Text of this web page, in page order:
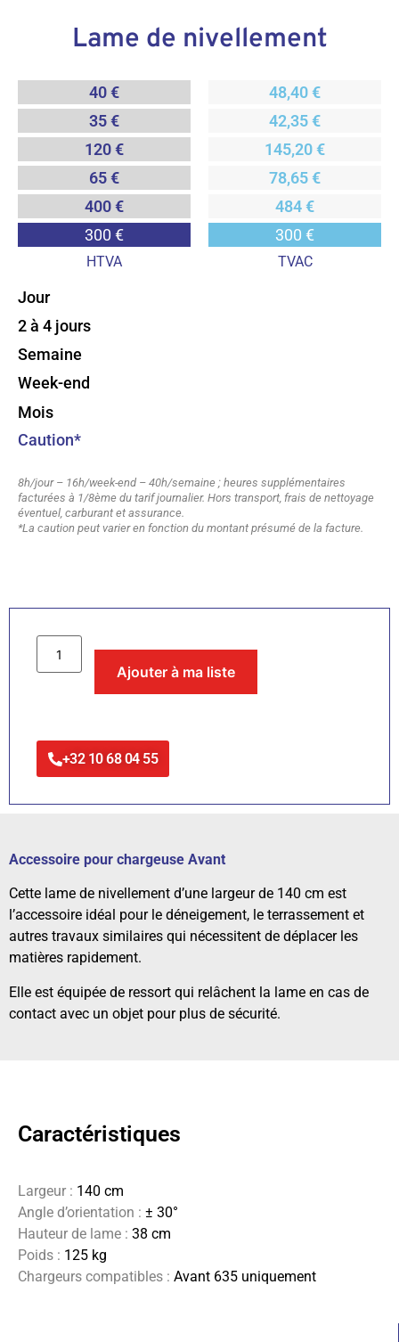
Lame de nivellement
40 €
35 €
120 €
65 €
400 €
300 €
HTVA
48,40 €
42,35 €
145,20 €
78,65 €
484 €
300 €
TVAC
Jour
2 à 4 jours
Semaine
Week-end
Mois
Caution*
8h/jour – 16h/week-end – 40h/semaine ; heures supplémentaires
facturées à 1/8ème du tarif journalier. Hors transport, frais de nettoyage
éventuel, carburant et assurance.
*La caution peut varier en fonction du montant présumé de la facture.
Ajouter à ma liste
+32 10 68 04 55
Accessoire pour chargeuse Avant
Cette lame de nivellement d’une largeur de 140 cm est
l’accessoire idéal pour le déneigement, le terrassement et
autres travaux similaires qui nécessitent de déplacer les
matières rapidement.
Elle est équipée de ressort qui relâchent la lame en cas de
contact avec un objet pour plus de sécurité.
Caractéristiques
Largeur : 140 cm
Angle d’orientation : ± 30°
Hauteur de lame : 38 cm
Poids : 125 kg
Chargeurs compatibles : Avant 635 uniquement